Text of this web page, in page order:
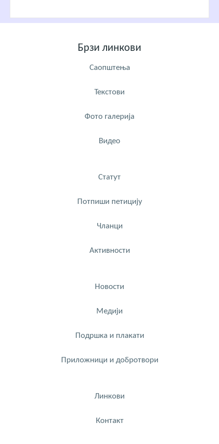
Брзи линкови
Саопштења
Текстови
Фото галерија
Видео
Статут
Потпиши петицију
Чланци
Активности
Новости
Медији
Подршка и плакати
Приложници и добротвори
Линкови
Контакт